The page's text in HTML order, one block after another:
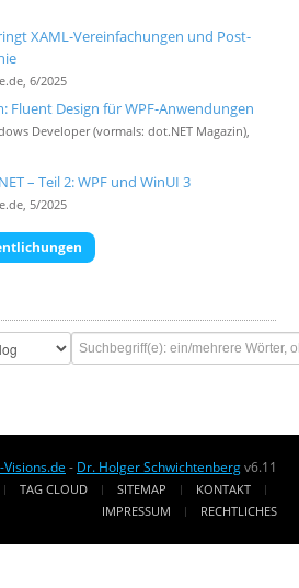
XAML-Vereinfachungen und Post-
6/2025
Fluent Design für WPF-Anwendungen
Developer (vormals: dot.NET Magazin),
– Teil 2: WPF und WinUI 3
5/2025
Visions.de - Dr. Holger Schwichtenbergv6.11
TAG CLOUD SITEMAP
KONTAKT
IMPRESSUM
RECHTLICHES